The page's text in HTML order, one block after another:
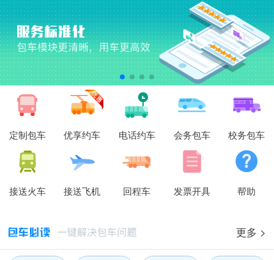
定制包车 优享约车 电话约车 会务包车 校务包车
接送火车 接送飞机 回程车 发票开具 帮助
更多 >